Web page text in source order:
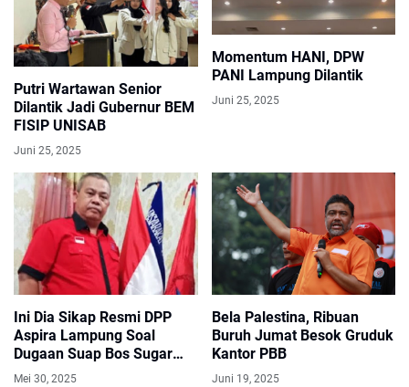
Putri Wartawan Senior
Dilantik Jadi Gubernur BEM
FISIP UNISAB
Juni 25, 2025
Momentum HANI, DPW
PANI Lampung Dilantik
Juni 25, 2025
Ini Dia Sikap Resmi DPP
Aspira Lampung Soal
Dugaan Suap Bos Sugar
Group
Mei 30, 2025
Bela Palestina, Ribuan
Buruh Jumat Besok Gruduk
Kantor PBB
Juni 19, 2025